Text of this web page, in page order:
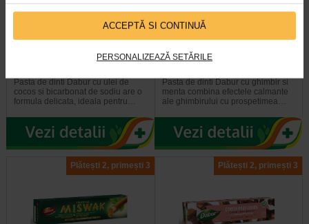
ACCEPTĂ SI CONTINUĂ
PERSONALIZEAZĂ SETĂRILE
Pasta de dinti albire si curatare
profunda cu Ulei de Cocos…
Pasta de dinti Dabur cu ulei de
cocos si bicarbonat de sodiu are o
formula delicata, ideala pentru…
Pasta de dinti respiratie
proaspata si protectia…
Pasta de dinti Dabur cu ghimbir si
menta combina efectele calmante
ale ghimbirului cu prospetimea…
Plătești 2, primești 3 Plătești 2, primești 3